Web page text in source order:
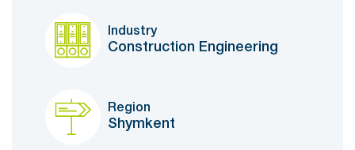
Industry
Construction Engineering
Region
Shymkent